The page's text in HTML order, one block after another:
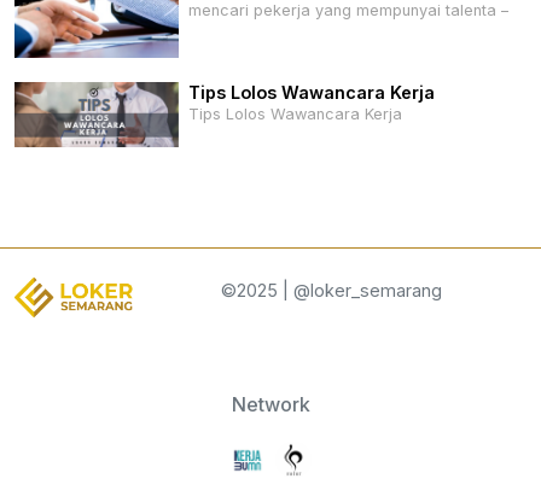
mencari pekerja yang mempunyai talenta –
Tips Lolos Wawancara Kerja
Tips Lolos Wawancara Kerja
©2025 | @loker_semarang
Network